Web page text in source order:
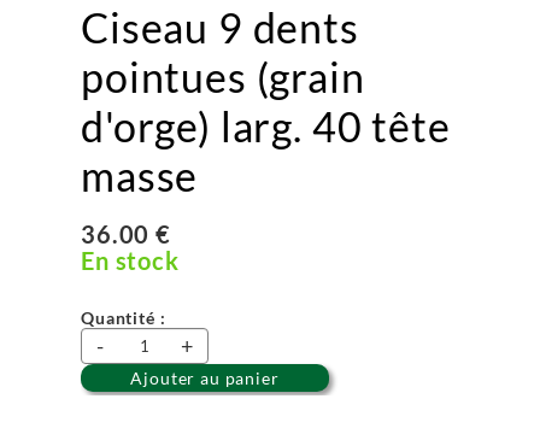
Ciseau 9 dents
pointues (grain
d'orge) larg. 40 tête
masse
36.00 €
En stock
Quantité :
- +
Ajouter au panier